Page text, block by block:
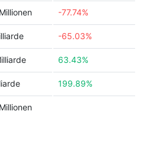
-77.74%
-65.03%
63.43%
199.89%